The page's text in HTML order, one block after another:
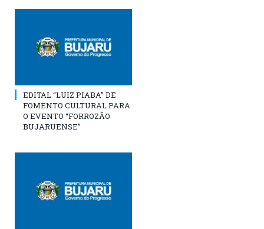
EDITAL “LUIZ PIABA” DE
FOMENTO CULTURAL PARA
O EVENTO “FORROZÃO
BUJARUENSE”